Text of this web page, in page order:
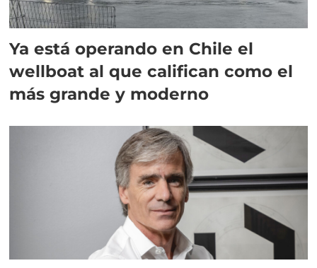
Ya está operando en Chile el
wellboat al que califican como el
más grande y moderno